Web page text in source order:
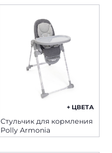
+ ЦВЕТА
Стульчик для кормления
Polly Armonia